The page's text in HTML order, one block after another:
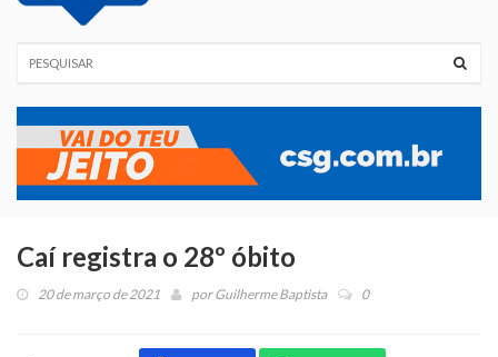
Caí registra o 28º óbito
20 de março de 2021 porGuilherme Baptista 0